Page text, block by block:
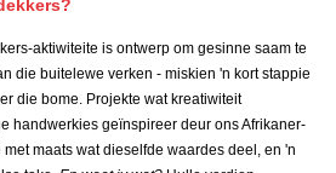
aktiwiteite is ontwerp om gesinne saam te
die buitelewe verken - miskien 'n kort stappie
die bome. Projekte wat kreatiwiteit
handwerkies geïnspireer deur ons Afrikaner-
maats wat dieselfde waardes deel, en 'n